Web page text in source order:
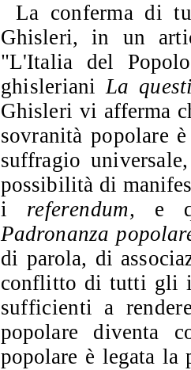
La conferma di
Ghisleri, in un
"L'Italia del
ghislerianiLa
Ghisleri vi afferma
sovranità popolare
suf­fragio
possibilità di
i referen­dum, e
Padronanza
di parola, di
conflitto di tutti gli
sufficienti a
popolare diventa
popolare è le­gata